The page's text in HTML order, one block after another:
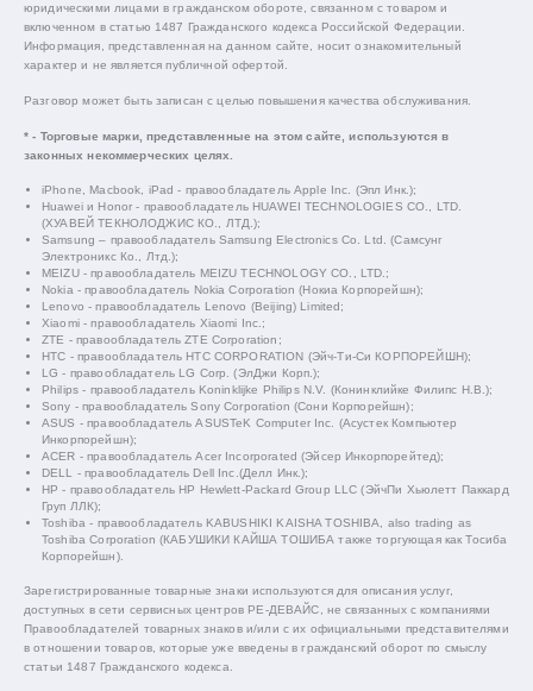
юридическими лицами в гражданском обороте, связанном с товаром и
включенном в статью 1487 Гражданского кодекса Российской Федерации.
Информация, представленная на данном сайте, носит ознакомительный
характер и не является публичной офертой.
Разговор может быть записан с целью повышения качества обслуживания.
* - Торговые марки, представленные на этом сайте, используются в
законных некоммерческих целях.
iPhone, Macbook, iPad - правообладатель Apple Inc. (Эпл Инк.);
Huawei и Honor - правообладатель HUAWEI TECHNOLOGIES CO., LTD.
(ХУАВЕЙ ТЕКНОЛОДЖИС КО., ЛТД.);
Samsung – правообладатель Samsung Electronics Co. Ltd. (Самсунг
Электроникс Ко., Лтд.);
MEIZU - правообладатель MEIZU TECHNOLOGY CO., LTD.;
Nokia - правообладатель Nokia Corporation (Нокиа Корпорейшн);
Lenovo - правообладатель Lenovo (Beijing) Limited;
Xiaomi - правообладатель Xiaomi Inc.;
ZTE - правообладатель ZTE Corporation;
HTC - правообладатель HTC CORPORATION (Эйч-Ти-Си КОРПОРЕЙШН);
LG - правообладатель LG Corp. (ЭлДжи Корп.);
Philips - правообладатель Koninklijke Philips N.V. (Конинклийке Филипс Н.В.);
Sony - правообладатель Sony Corporation (Сони Корпорейшн);
ASUS - правообладатель ASUSTeK Computer Inc. (Асустек Компьютер
Инкорпорейшн);
ACER - правообладатель Acer Incorporated (Эйсер Инкорпорейтед);
DELL - правообладатель Dell Inc.(Делл Инк.);
HP - правообладатель HP Hewlett-Packard Group LLC (ЭйчПи Хьюлетт Паккард
Груп ЛЛК);
Toshiba - правообладатель KABUSHIKI KAISHA TOSHIBA, also trading as
Toshiba Corporation (КАБУШИКИ КАЙША ТОШИБА также торгующая как Тосиба
Корпорейшн).
Зарегистрированные товарные знаки используются для описания услуг,
доступных в сети сервисных центров РЕ-ДЕВАЙС, не связанных с компаниями
Правообладателей товарных знаков и/или с их официальными представителями
в отношении товаров, которые уже введены в гражданский оборот по смыслу
статьи 1487 Гражданского кодекса.